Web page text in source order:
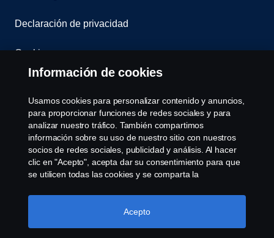
Declaración de privacidad
Cookies
Sistema de Denuncias
Configuración de cookies
Información de cookies
Usamos cookies para personalizar contenido y anuncios,
para proporcionar funciones de redes sociales y para
analizar nuestro tráfico. También compartimos
información sobre su uso de nuestro sitio con nuestros
socios de redes sociales, publicidad y análisis. Al hacer
clic en "Acepto", acepta dar su consentimiento para que
se utilicen todas las cookies y se comparta la
haciendo clic en "Configuración de cookies" y
seleccionando las categorías que desea aceptar. Para
Acepto